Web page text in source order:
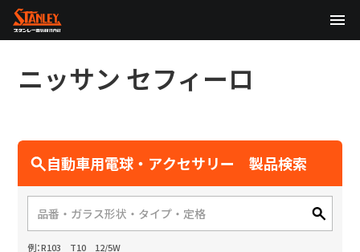
企業情報
製品情報
テクノロジー
サステナビリティ
ニッサン セフィーロ
自動車用電球・アクセサリー 製品検索
例：R103 T10 12/5W